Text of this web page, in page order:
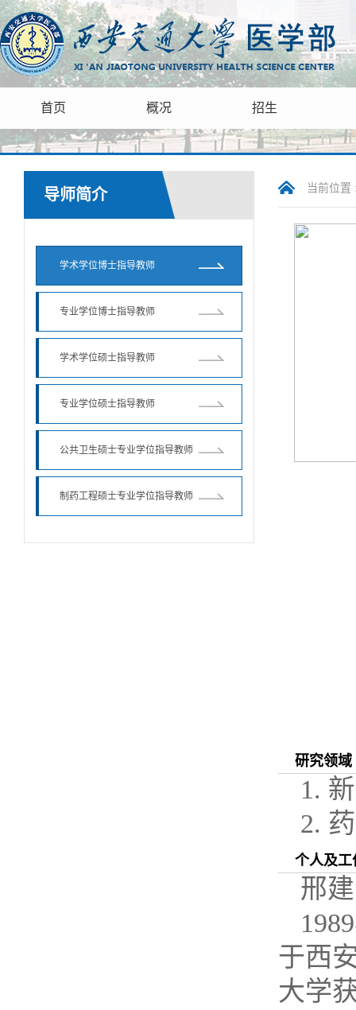
首页 概况 招生
导师简介
学术学位博士指导教师
专业学位博士指导教师
学术学位硕士指导教师
专业学位硕士指导教师
公共卫生硕士专业学位指导教师
制药工程硕士专业学位指导教师
当前位
研究领域
1.
2.
个人及工
邢
1989
于西
大学